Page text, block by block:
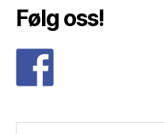
Følg oss!